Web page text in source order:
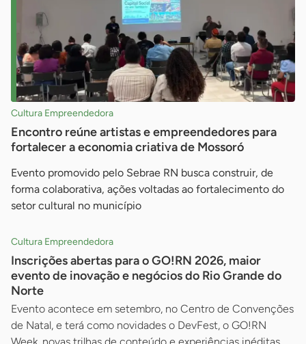
Cultura Empreendedora
Encontro reúne artistas e empreendedores para
fortalecer a economia criativa de Mossoró
Evento promovido pelo Sebrae RN busca construir, de
forma colaborativa, ações voltadas ao fortalecimento do
setor cultural no município
Cultura Empreendedora
Inscrições abertas para o GO!RN 2026, maior
evento de inovação e negócios do Rio Grande do
Norte
Evento acontece em setembro, no Centro de Convenções
de Natal, e terá como novidades o DevFest, o GO!RN